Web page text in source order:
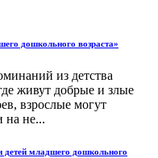
дошкольного возраста»
из детства
живут добрые и злые
взрослые могут
на не...
детей младшего дошкольного